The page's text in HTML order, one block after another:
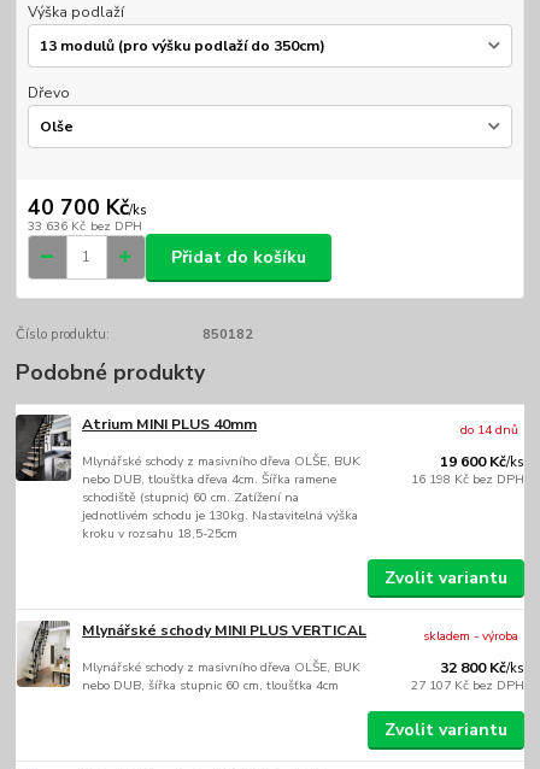
Výška podlaží
Dřevo
40 700 Kč/ks
33 636 Kč bez DPH
Přidat do košíku
Číslo produktu: 850182
Podobné produkty
Atrium MINI PLUS 40mm
Mlynářské schody z masivního dřeva OLŠE, BUK
nebo DUB, tloušťka dřeva 4cm. Šířka ramene
schodiště (stupnic) 60 cm. Zatížení na
jednotlivém schodu je 130kg. Nastavitelná výška
kroku v rozsahu 18,5-25cm
19 600 Kč/ks
16 198 Kč bez DPH
do 14 dnů
Zvolit variantu
Mlynářské schody MINI PLUS VERTICAL
Mlynářské schody z masivního dřeva OLŠE, BUK
nebo DUB, šířka stupnic 60 cm, tloušťka 4cm
32 800 Kč/ks
27 107 Kč bez DPH
skladem - výroba
Zvolit variantu